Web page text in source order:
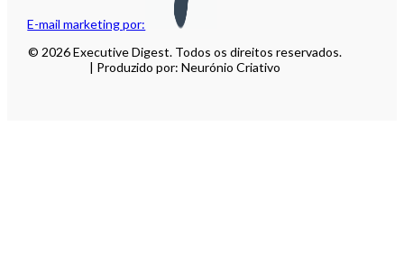
E-mail marketing por:
© 2026 Executive Digest. Todos os direitos reservados.
| Produzido por: Neurónio Criativo